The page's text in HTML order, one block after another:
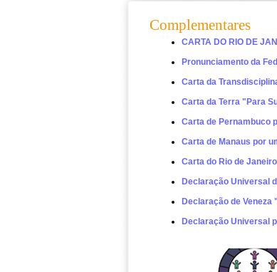
PSI Site do
mapa do site
Complementares
CARTA DO RIO DE
Pronunciamento da
Carta da
Carta da Terra "Para
Carta de Pernambuco
Carta de Manaus por
Carta do Rio de
Declaração Universal
Declaração de
Declaração Universal